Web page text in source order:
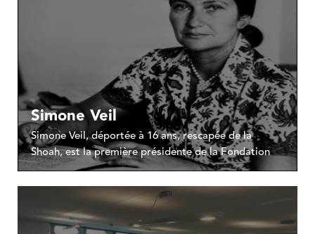
Simone Veil
Simone Veil, déportée à 16 ans, rescapée de la
Shoah, est la première présidente de la Fondation